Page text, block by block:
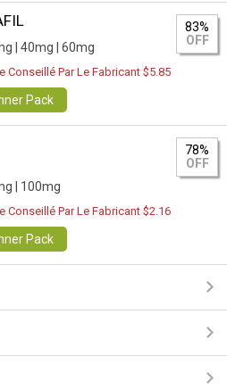
| 40mg | 60mg
83%
OFF
Conseillé Par Le Fabricant $5.85
Pack
| 100mg
78%
OFF
Conseillé Par Le Fabricant $2.16
Pack